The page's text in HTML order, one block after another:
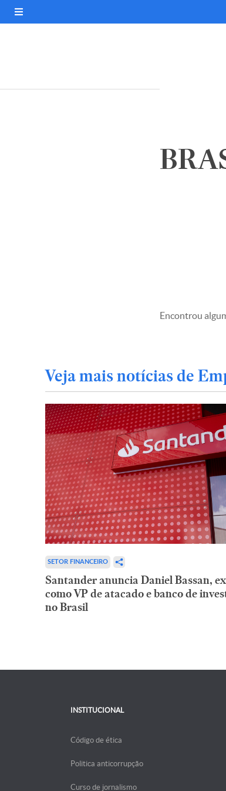
Encontrou
Veja mais notícias de
SETOR FINANCEIRO
Santander anuncia Daniel Bassan,
como VP de atacado e banco de
no Brasil
INSTITUCIONAL
Código de ética
Politica anticorrupção
Curso de jornalismo